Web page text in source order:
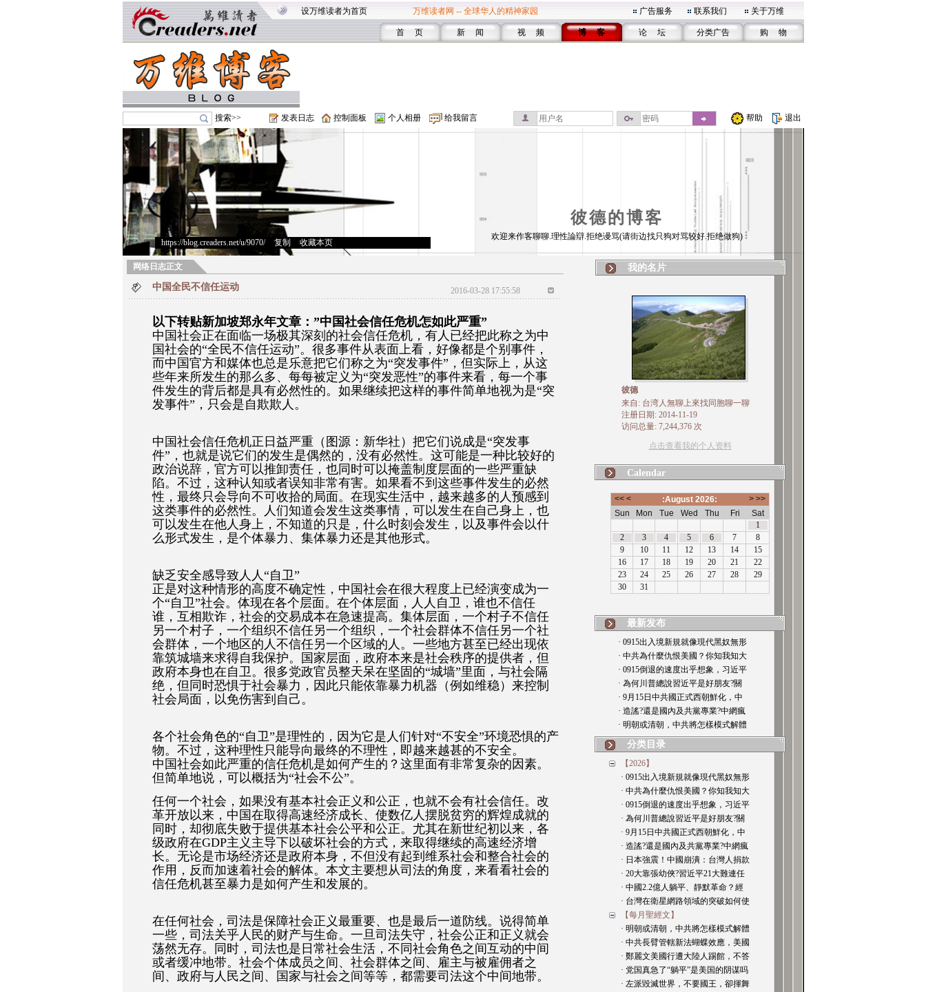
设万维读者为首页 万维读者网 -- 全球华人的精神家园 广告服务 联系我们 关于万维
首 页 新 闻 视 频 博 客 论 坛 分类广告 购 物
搜索>> 发表日志 控制面板 个人相册 给我留言 帮助 退出
彼德的博客
https://blog.creaders.net/u/9070/> 复制 收藏本页
欢迎来作客聊聊.理性論辯.拒绝谩骂(请街边找只狗对骂较好.拒绝做狗)
网络日志正文
中国全民不信任运动 2016-03-28 17:55:58
以下转贴新加坡郑永年文章：”中国社会信任危机怎如此严重”
中国社会正在面临一场极其深刻的社会信任危机，有人已经把此称之为中
国社会的“全民不信任运动”。很多事件从表面上看，好像都是个别事件，
而中国官方和媒体也总是乐意把它们称之为“突发事件”，但实际上，从这
些年来所发生的那么多、每每被定义为“突发恶性”的事件来看，每一个事
件发生的背后都是具有必然性的。如果继续把这样的事件简单地视为是“突
发事件”，只会是自欺欺人。
中国社会信任危机正日益严重（图源：新华社）把它们说成是“突发事
件”，也就是说它们的发生是偶然的，没有必然性。这可能是一种比较好的
政治说辞，官方可以推卸责任，也同时可以掩盖制度层面的一些严重缺
陷。不过，这种认知或者误知非常有害。如果看不到这些事件发生的必然
性，最终只会导向不可收拾的局面。在现实生活中，越来越多的人预感到
这类事件的必然性。人们知道会发生这类事情，可以发生在自己身上，也
可以发生在他人身上，不知道的只是，什么时刻会发生，以及事件会以什
么形式发生，是个体暴力、集体暴力还是其他形式。
缺乏安全感导致人人“自卫”
正是对这种情形的高度不确定性，中国社会在很大程度上已经演变成为一
个“自卫”社会。体现在各个层面。在个体层面，人人自卫，谁也不信任
谁，互相欺诈，社会的交易成本在急速提高。集体层面，一个村子不信任
另一个村子，一个组织不信任另一个组织，一个社会群体不信任另一个社
会群体，一个地区的人不信任另一个区域的人。一些地方甚至已经出现依
靠筑城墙来求得自我保护。国家层面，政府本来是社会秩序的提供者，但
政府本身也在自卫。很多党政官员整天呆在坚固的“城墙”里面，与社会隔
绝，但同时恐惧于社会暴力，因此只能依靠暴力机器（例如维稳）来控制
社会局面，以免伤害到自己。
各个社会角色的“自卫”是理性的，因为它是人们针对“不安全”环境恐惧的产
物。不过，这种理性只能导向最终的不理性，即越来越甚的不安全。
中国社会如此严重的信任危机是如何产生的？这里面有非常复杂的因素。
但简单地说，可以概括为“社会不公”。
任何一个社会，如果没有基本社会正义和公正，也就不会有社会信任。改
革开放以来，中国在取得高速经济成长、使数亿人摆脱贫穷的辉煌成就的
同时，却彻底失败于提供基本社会公平和公正。尤其在新世纪初以来，各
级政府在GDP主义主导下以破坏社会的方式，来取得继续的高速经济增
长。 无论是市场经济还是政府本身，不但没有起到维系社会和整合社会的
作用，反而加速着社会的解体。本文主要想从司法的角度，来看看社会的
信任危机甚至暴力是如何产生和发展的。
在任何社会，司法是保障社会正义最重要、也是最后一道防线。说得简单
一些，司法关乎人民的财产与生命。一旦司法失守，社会公正和正义就会
荡然无存。同时，司法也是日常社会生活，不同社会角色之间互动的中间
或者缓冲地带。社会个体成员之间、社会群体之间、雇主与被雇佣者之
间、政府与人民之间、国家与社会之间等等，都需要司法这个中间地带。
我的名片
彼德
来自: 台湾人無聊上來找同胞聊一聊
注册日期: 2014-11-19
访问总量: 7,244,376 次
点击查看我的个人资料
Calendar
最新发布
· 0915出入境新規就像現代黑奴無形
· 中共為什麼仇恨美國？你知我知大
· 0915倒退的速度出乎想象，习近平
· 為何川普總說習近平是好朋友?關
· 9月15日中共國正式西朝鮮化，中
· 造謠?還是國內及共黨專業?中網瘋
· 明朝或清朝，中共將怎樣模式解體
分类目录
【2026】
· 0915出入境新規就像現代黑奴無形
· 中共為什麼仇恨美國？你知我知大
· 0915倒退的速度出乎想象，习近平
· 為何川普總說習近平是好朋友?關
· 9月15日中共國正式西朝鮮化，中
· 造謠?還是國內及共黨專業?中網瘋
· 日本強震！中國崩潰：台灣人捐款
· 20大靠張幼俠?習近平21大難連任
· 中國2.2億人躺平、靜默革命？經
· 台灣在衛星網路領域的突破如何使
【每月聖經文】
· 明朝或清朝，中共將怎樣模式解體
· 中共長臂管轄新法蝴蝶效應，美國
· 鄭麗文美國行遭大陸人踢館，不答
· 党国真急了“躺平”是美国的阴谋吗
· 左派毀滅世界，不要國王，卻揮舞